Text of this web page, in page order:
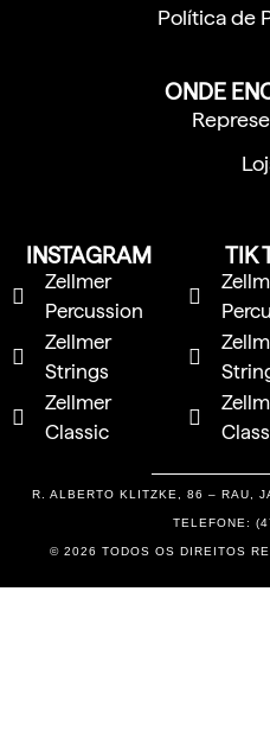
Política de
ONDE
INSTAGRAM
Zellmer
Percussion
Zellmer
Strings
Zellmer
Classic
TIK
R. ALBERTO KLITZKE, 86 – RAU,
TELEFONE:
© 2026 TODOS OS DIREITOS